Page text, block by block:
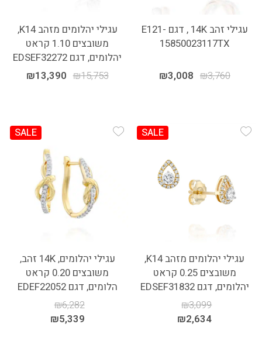
עגילי זהב 14K , דגם E121-
15850023117TX
₪3,760
₪3,008
עגילי יהלומים מזהב K14,
משובצים 1.10 קראט
יהלומים, דגם EDSEF32272
₪15,753
₪13,390
SALE
עגילי יהלומים מזהב K14,
משובצים 0.25 קראט
יהלומים, דגם EDSEF31832
₪3,099
₪2,634
SALE
עגילי יהלומים, 14K זהב,
משובצים 0.20 קראט
הלומים, דגם EDEF22052
₪6,282
₪5,339